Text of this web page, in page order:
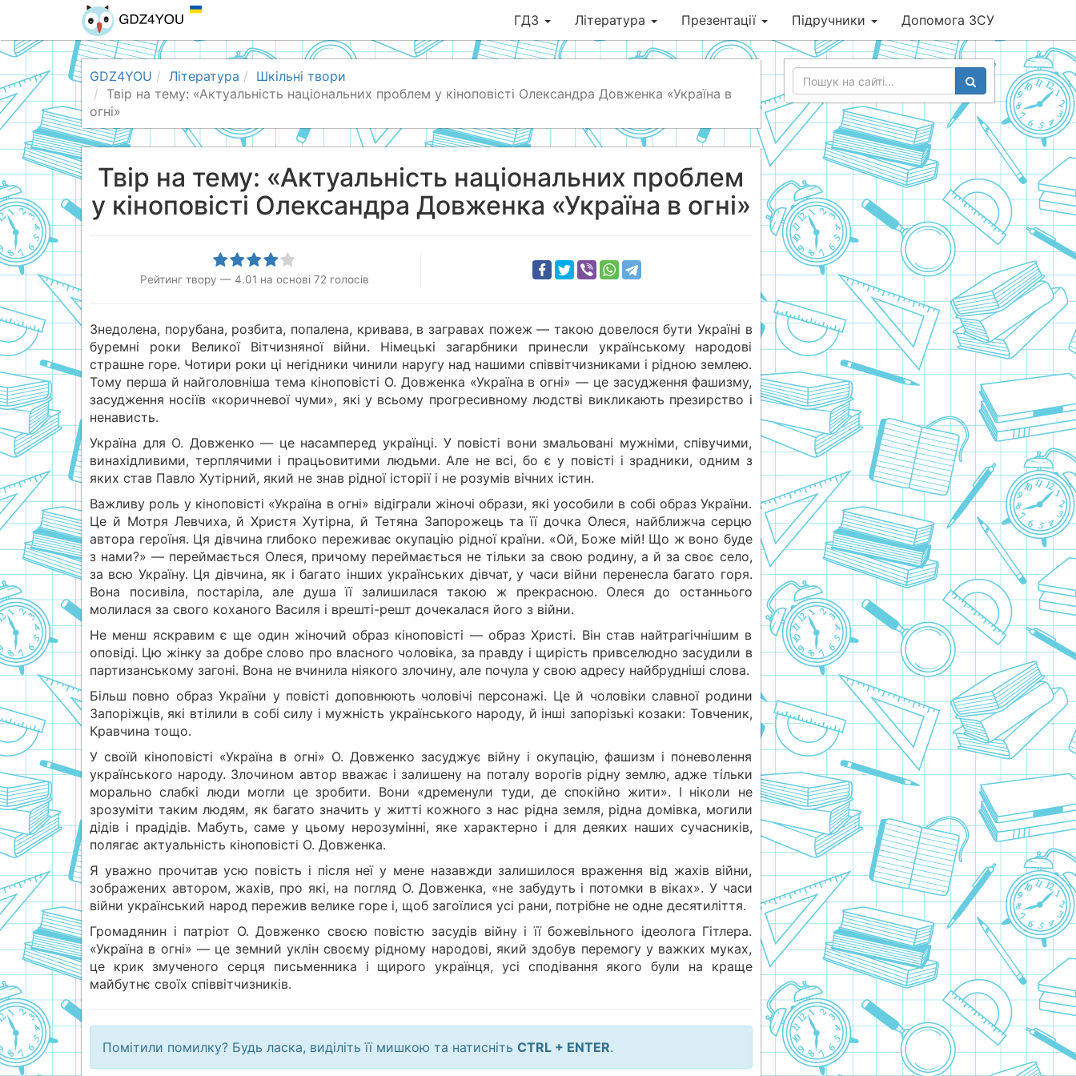
ГДЗ Література Презентації Підручники Допомога ЗСУ
GDZ4YOU Література
Шкільні твори
Твір на тему: «Актуальність національних проблем у кіноповісті Олександра Довженка «Україна в
огні»
Твір на тему: «Актуальність національних проблем
у кіноповісті Олександра Довженка «Україна в огні»
Рейтинг твору — 4.01 на основі72 голосів
Знедолена, порубана, розбита, попалена, кривава, в загравах пожеж — такою довелося бути Україні в
буремні роки Великої Вітчизняної війни. Німецькі загарбники принесли українському народові
страшне горе. Чотири роки ці негідники чинили наругу над нашими співвітчизниками і рідною землею.
Тому перша й найголовніша тема кіноповісті О. Довженка «Україна в огні» — це засудження фашизму,
засудження носіїв «коричневої чуми», які у всьому прогресивному людстві викликають презирство і
ненависть.
Україна для О. Довженко — це насамперед українці. У повісті вони змальовані мужніми, співучими,
винахідливими, терплячими і працьовитими людьми. Але не всі, бо є у повісті і зрадники, одним з
яких став Павло Хутірний, який не знав рідної історії і не розумів вічних істин.
Важливу роль у кіноповісті «Україна в огні» відіграли жіночі образи, які уособили в собі образ України.
Це й Мотря Левчиха, й Христя Хутірна, й Тетяна Запорожець та її дочка Олеся, найближча серцю
автора героїня. Ця дівчина глибоко переживає окупацію рідної країни. «Ой, Боже мій! Що ж воно буде
з нами?» — переймається Олеся, причому переймається не тільки за свою родину, а й за своє село,
за всю Україну. Ця дівчина, як і багато інших українських дівчат, у часи війни перенесла багато горя.
Вона посивіла, постаріла, але душа її залишилася такою ж прекрасною. Олеся до останнього
молилася за свого коханого Василя і врешті-решт дочекалася його з війни.
Не менш яскравим є ще один жіночий образ кіноповісті — образ Христі. Він став найтрагічнішим в
оповіді. Цю жінку за добре слово про власного чоловіка, за правду і щирість привселюдно засудили в
партизанському загоні. Вона не вчинила ніякого злочину, але почула у свою адресу найбрудніші слова.
Більш повно образ України у повісті доповнюють чоловічі персонажі. Це й чоловіки славної родини
Запоріжців, які втілили в собі силу і мужність українського народу, й інші запорізькі козаки: Товченик,
Кравчина тощо.
У своїй кіноповісті «Україна в огні» О. Довженко засуджує війну і окупацію, фашизм і поневолення
українського народу. Злочином автор вважає і залишену на поталу ворогів рідну землю, адже тільки
морально слабкі люди могли це зробити. Вони «дременули туди, де спокійно жити». І ніколи не
зрозуміти таким людям, як багато значить у житті кожного з нас рідна земля, рідна домівка, могили
дідів і прадідів. Мабуть, саме у цьому нерозумінні, яке характерно і для деяких наших сучасників,
полягає актуальність кіноповісті О. Довженка.
Я уважно прочитав усю повість і після неї у мене назавжди залишилося враження від жахів війни,
зображених автором, жахів, про які, на погляд О. Довженка, «не забудуть і потомки в віках». У часи
війни український народ пережив велике горе і, щоб загоїлися усі рани, потрібне не одне десятиліття.
Громадянин і патріот О. Довженко своєю повістю засудів війну і її божевільного ідеолога Гітлера.
«Україна в огні» — це земний уклін своєму рідному народові, який здобув перемогу у важких муках,
це крик змученого серця письменника і щирого українця, усі сподівання якого були на краще
майбутнє своїх співвітчизників.
Помітили помилку? Будь ласка, виділіть її мишкою та натисніть CTRL + ENTER.